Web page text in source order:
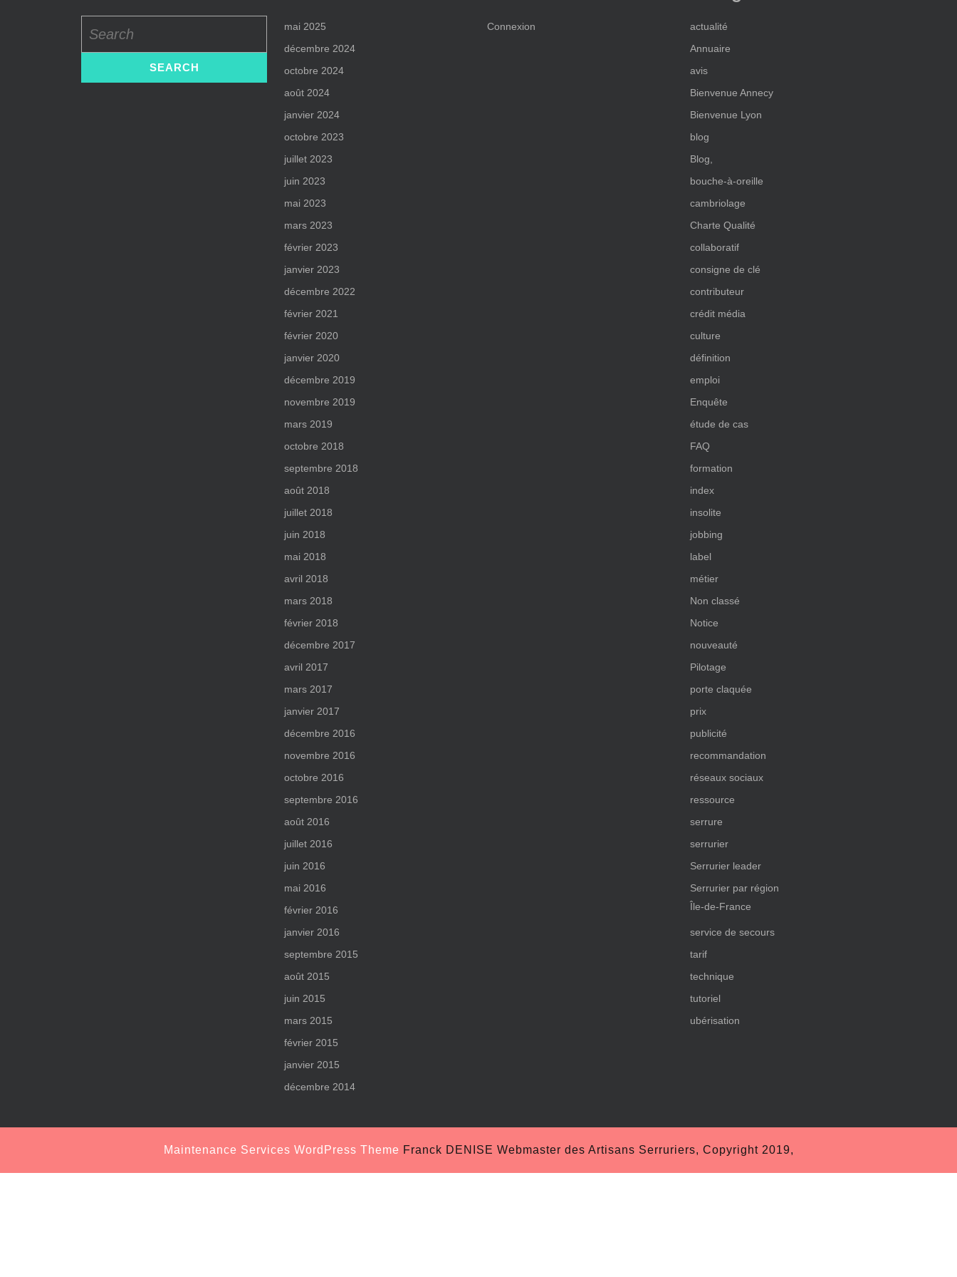
for:
mai 2025
décembre 2024
octobre 2024
août 2024
janvier 2024
octobre 2023
juillet 2023
juin 2023
mai 2023
mars 2023
février 2023
janvier 2023
décembre 2022
février 2021
février 2020
janvier 2020
décembre 2019
novembre 2019
mars 2019
octobre 2018
septembre 2018
août 2018
juillet 2018
juin 2018
mai 2018
avril 2018
mars 2018
février 2018
décembre 2017
avril 2017
mars 2017
janvier 2017
décembre 2016
novembre 2016
octobre 2016
septembre 2016
août 2016
juillet 2016
juin 2016
mai 2016
février 2016
janvier 2016
septembre 2015
août 2015
juin 2015
mars 2015
février 2015
janvier 2015
décembre 2014
Connexion
actualité
Annuaire
avis
Bienvenue Annecy
Bienvenue Lyon
blog
Blog,
bouche-à-oreille
cambriolage
Charte Qualité
collaboratif
consigne de clé
contributeur
crédit média
culture
définition
emploi
Enquête
étude de cas
FAQ
formation
index
insolite
jobbing
label
métier
Non classé
Notice
nouveauté
Pilotage
porte claquée
prix
publicité
recommandation
réseaux sociaux
ressource
serrure
serrurier
Serrurier leader
Serrurier par région
Île-de-France
service de secours
tarif
technique
tutoriel
ubérisation
Maintenance Services WordPress Theme Franck DENISE Webmaster des Artisans Serruriers, Copyright 2019,